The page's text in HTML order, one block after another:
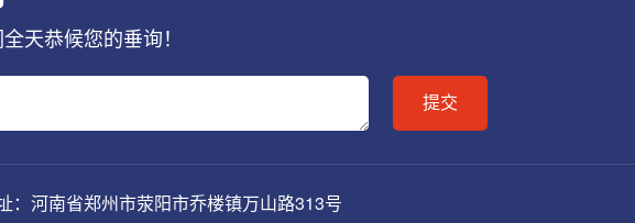
天恭候您的垂询！
河南省郑州市荥阳市乔楼镇万山路313号